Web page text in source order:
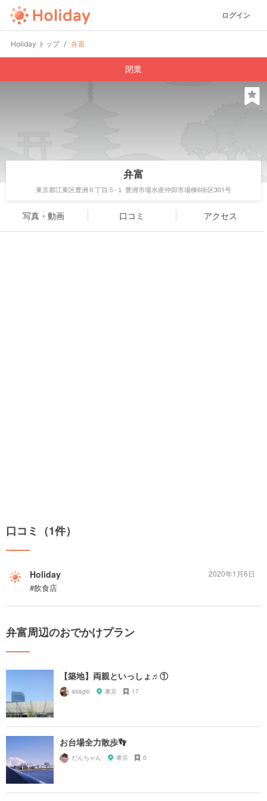
ログイン
Holiday トップ 弁富
閉業
弁富
東京都江東区豊洲６丁目５-１ 豊洲市場水産仲卸市場棟6街区301号
写真・動画 口コミ アクセス
口コミ（1件）
Holiday
#飲食店
2020年1月6日
弁富周辺のおでかけプラン
【築地】両親といっしょ♬①
asagio 東京 17
お台場全力散歩👣
だんちゃん 東京 0